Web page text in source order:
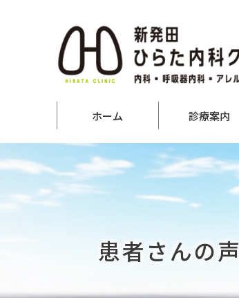
ホーム 診療案内
患者さんの声